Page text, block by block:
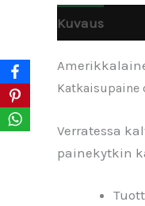
Kuvaus
Katkaisupaine
Verratessa
painekytkin